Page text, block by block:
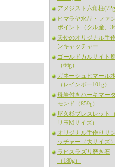
アメジスト六角柱
ヒマラヤ水晶・ファ
ポイント（クル産、
天使のオリジナル手
ンキャッチャー
ゴールドカルサイト
（66g）
ガネーシュヒマール
（レインボー101g）
母岩付きハーキマー
モンド（859g）
屋久杉ブレスレット
リ玉Mサイズ）
オリジナル手作りサ
ッチャー（大サイズ）
ラピスラズリ磨き石
（180g）